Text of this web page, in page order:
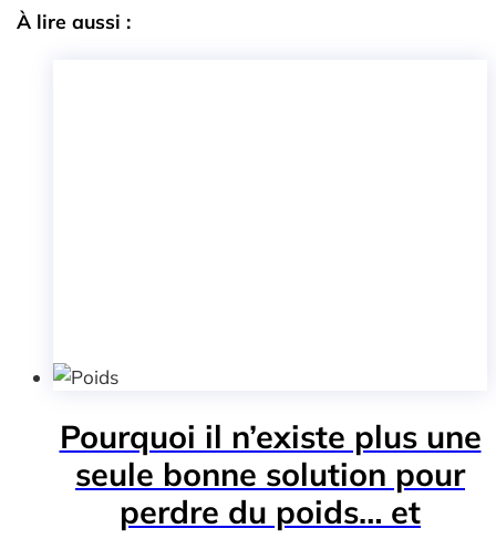
À lire aussi :
Pourquoi il n’existe plus une
seule bonne solution pour
perdre du poids… et